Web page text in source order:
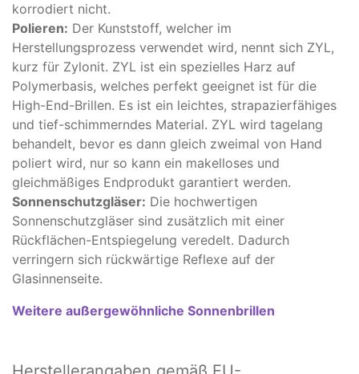
korrodiert nicht.
Polieren: Der Kunststoff, welcher im
Herstellungsprozess verwendet wird, nennt sich ZYL,
kurz für Zylonit. ZYL ist ein spezielles Harz auf
Polymerbasis, welches perfekt geeignet ist für die
High-End-Brillen. Es ist ein leichtes, strapazierfähiges
und tief-schimmerndes Material. ZYL wird tagelang
behandelt, bevor es dann gleich zweimal von Hand
poliert wird, nur so kann ein makelloses und
gleichmäßiges Endprodukt garantiert werden.
Sonnenschutzgläser: Die hochwertigen
Sonnenschutzgläser sind zusätzlich mit einer
Rückflächen-Entspiegelung veredelt. Dadurch
verringern sich rückwärtige Reflexe auf der
Glasinnenseite.
Weitere außergewöhnliche Sonnenbrillen